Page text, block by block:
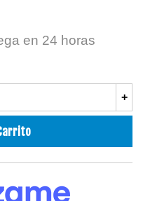
en 24 horas
+